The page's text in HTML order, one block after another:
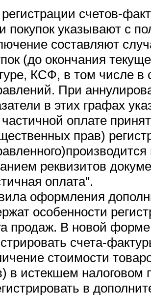
счетов-
покупок указывают с
составляют
(до окончания
КСФ, в том числе в
При
в этих графах
оплате
прав)
реквизитов
оплата".
оформления
особенности
продаж. В новой
счета-
стоимости
в истекшем
в